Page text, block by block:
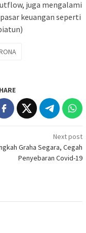
juga mengalami
keuangan seperti
Next post
Graha Segara, Cegah
Penyebaran Covid-19